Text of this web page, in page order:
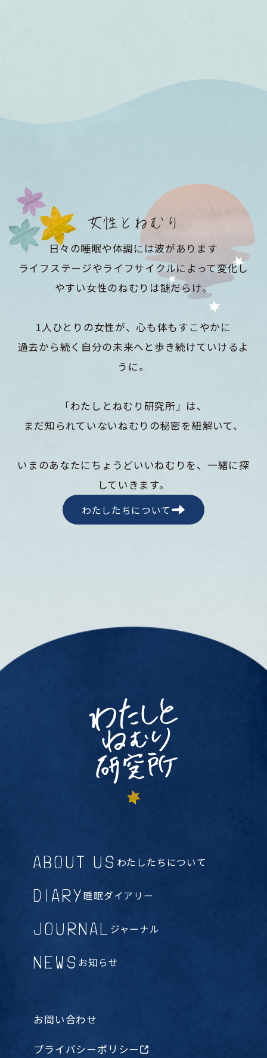
女性とねむり
日々の睡眠や体調には波があります
ライフステージやライフサイクルによって変化し
やすい女性のねむりは謎だらけ。
1人ひとりの女性が、心も体もすこやかに
過去から続く自分の未来へと歩き続けていけるよ
うに。
「わたしとねむり研究所」は、
まだ知られていないねむりの秘密を紐解いて、
いまのあなたにちょうどいいねむりを、一緒に探
していきます。
わたしたちについて
ABOUT US わたしたちについて
DIARY睡眠ダイアリー
JOURNAL ジャーナル
NEWS お知らせ
お問い合わせ
プライバシーポリシー